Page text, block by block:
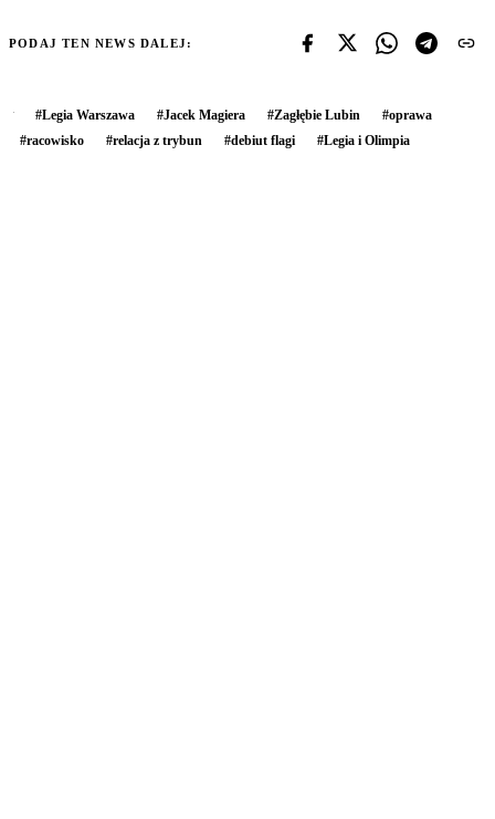
PODAJ TEN NEWS DALEJ:
#Legia Warszawa #Jacek Magiera #Zagłębie Lubin #oprawa
#racowisko #relacja z trybun #debiut flagi #Legia i Olimpia